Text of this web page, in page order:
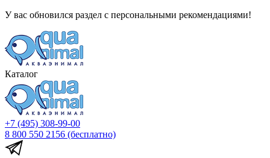
У вас обновился раздел с персональными рекомендациями!
Каталог
+7 (495) 308-99-00
8 800 550 2156 (бесплатно)